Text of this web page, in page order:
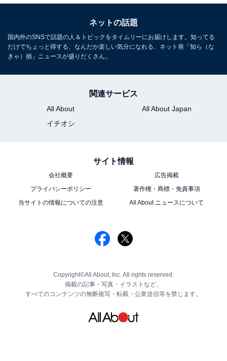
ネットの話題
国内外のSNSで話題の人＆トピックをタイムリーにお届けします。知ってる
だけでちょっと得する、なんだか楽しい気分になれる、ネット発「知ら（な
きゃ）損」ニュースが盛りだくさん。
関連サービス
All About
All About Japan
イチオシ
サイト情報
会社概要
広告掲載
プライバシーポリシー
著作権・商標・免責事項
当サイトの情報についての注意
All About ニュースについて
Copyright©All About, Inc. All rights reserved.
掲載の記事・写真・イラストなど、
すべてのコンテンツの無断複写・転載・公衆送信等を禁じます。